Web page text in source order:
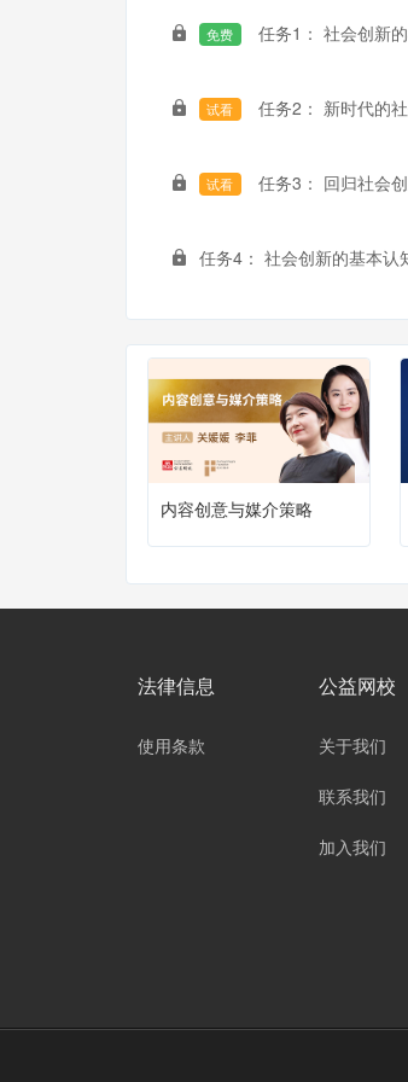
免费 任务1： 社会创新
试看 任务2： 新时代的
试看 任务3： 回归社会
任务4： 社会创新的基本认
内容创意与媒介策略
法律信息
使用条款
公益网校
关于我们
联系我们
加入我们